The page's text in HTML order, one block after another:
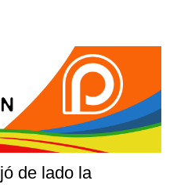
de lado la